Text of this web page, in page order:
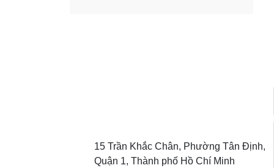
15 Trần Khắc Chân, Phường Tân Định,
Quận 1, Thành phố Hồ Chí Minh